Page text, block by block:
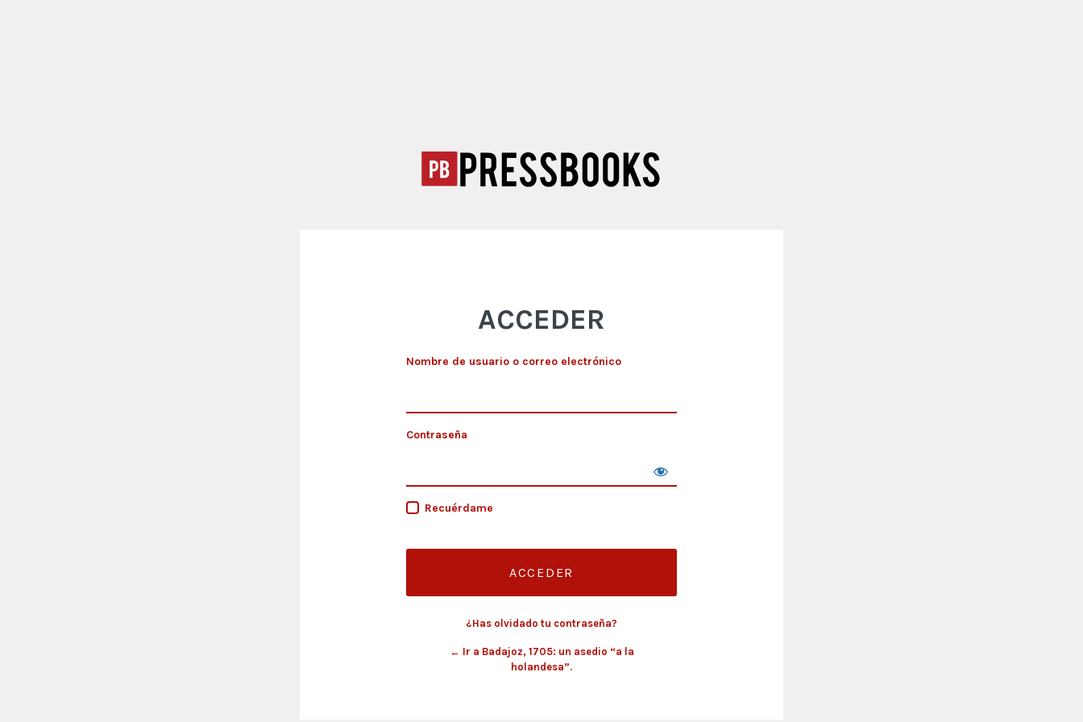
ACCEDER
Nombre de usuario o correo electrónico
Contraseña
Recuérdame
¿Has olvidado tu contraseña?
← Ir a Badajoz, 1705: un asedio “a la
holandesa”.